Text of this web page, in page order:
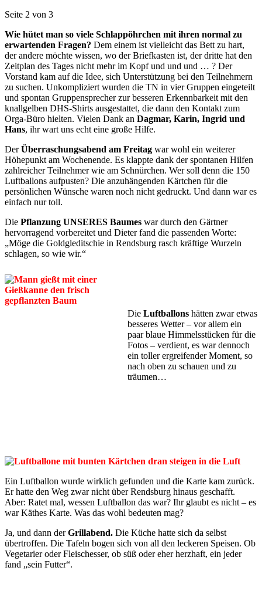
Seite 2 von 3
Wie hütet man so viele Schlappöhrchen mit ihren normal zu
erwartenden Fragen? Dem einem ist vielleicht das Bett zu hart,
der andere möchte wissen, wo der Briefkasten ist, der dritte hat den
Zeitplan des Tages nicht mehr im Kopf und und und … ? Der
Vorstand kam auf die Idee, sich Unterstützung bei den Teilnehmern
zu suchen. Unkompliziert wurden die TN in vier Gruppen eingeteilt
und spontan Gruppensprecher zur besseren Erkennbarkeit mit den
knallgelben DHS-Shirts ausgestattet, die dann den Kontakt zum
Orga-Büro hielten. Vielen Dank an Dagmar, Karin, Ingrid und
Hans, ihr wart uns echt eine große Hilfe.
DerÜberraschungsabend am Freitag war wohl ein weiterer
Höhepunkt am Wochenende. Es klappte dank der spontanen Hilfen
zahlreicher Teilnehmer wie am Schnürchen. Wer soll denn die 150
Luftballons aufpusten? Die anzuhängenden Kärtchen für die
persönlichen Wünsche waren noch nicht gedruckt. Und dann war es
einfach nur toll.
Die Pflanzung UNSERES Baumes war durch den Gärtner
hervorragend vorbereitet und Dieter fand die passenden Worte:
„Möge die Goldgleditschie in Rendsburg rasch kräftige Wurzeln
schlagen, so wie wir.“
Die Luftballons hätten zwar etwas
besseres Wetter – vor allem ein
paar blaue Himmelsstücken für die
Fotos – verdient, es war dennoch
ein toller ergreifender Moment, so
nach oben zu schauen und zu
träumen…
Ein Luftballon wurde wirklich gefunden und die Karte kam zurück.
Er hatte den Weg zwar nicht über Rendsburg hinaus geschafft.
Aber: Ratet mal, wessen Luftballon das war? Ihr glaubt es nicht – es
war Käthes Karte. Was das wohl bedeuten mag?
Ja, und dann derGrillabend. Die Küche hatte sich da selbst
übertroffen. Die Tafeln bogen sich von all den leckeren Speisen. Ob
Vegetarier oder Fleischesser, ob süß oder eher herzhaft, ein jeder
fand „sein Futter“.